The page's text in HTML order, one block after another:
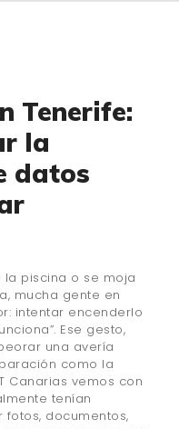
Tenerife:
la
datos
la piscina o se moja
mucha gente en
intentar encenderlo
Ese gesto,
una avería
como la
Canarias vemos con
tenían
documentos,